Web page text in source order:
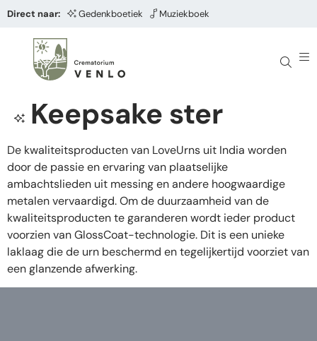
Direct naar: Gedenkboetiek Muziekboek
Keepsake ster
De kwaliteitsproducten van LoveUrns uit India worden
door de passie en ervaring van plaatselijke
ambachtslieden uit messing en andere hoogwaardige
metalen vervaardigd. Om de duurzaamheid van de
kwaliteitsproducten te garanderen wordt ieder product
voorzien van GlossCoat-technologie. Dit is een unieke
laklaag die de urn beschermd en tegelijkertijd voorziet van
een glanzende afwerking.